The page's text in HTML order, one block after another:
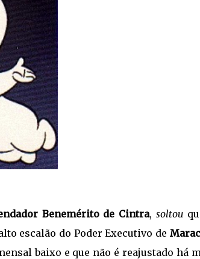
Benemérito de Cintra, soltou
escalão do Poder Executivo de
baixo e que não é reajustado há